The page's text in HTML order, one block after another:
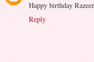
Happy birthday
Reply